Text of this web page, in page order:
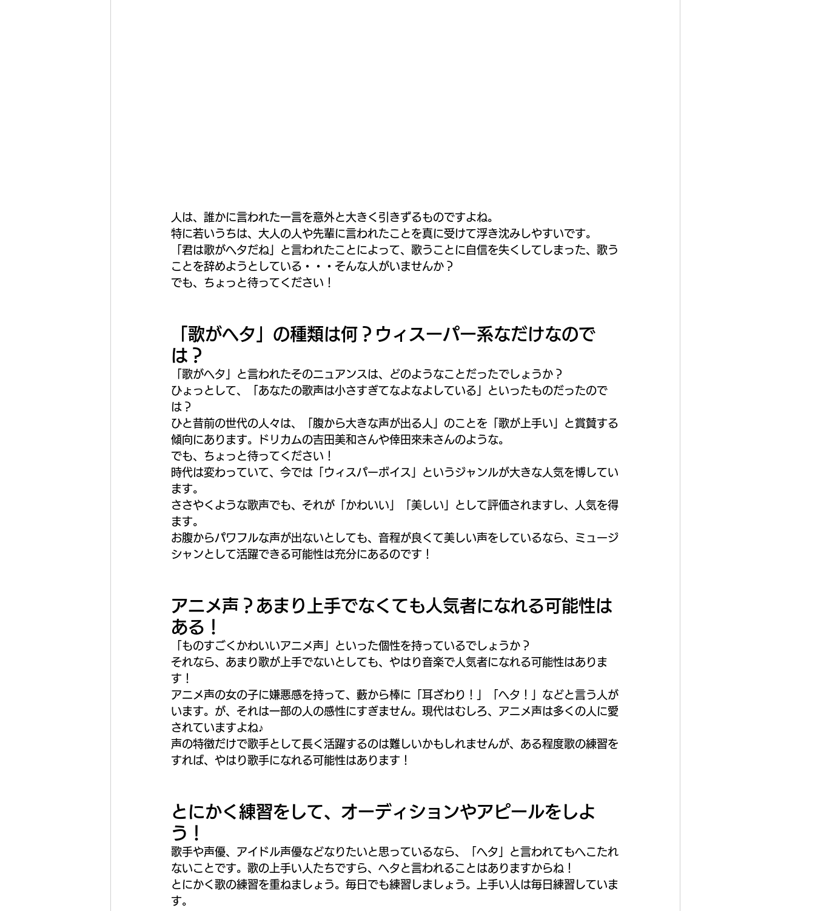
人は、誰かに言われた一言を意外と大きく引きずるものですよね。
特に若いうちは、大人の人や先輩に言われたことを真に受けて浮き沈みしやすいです。
「君は歌がヘタだね」と言われたことによって、歌うことに自信を失くしてしまった、歌う
ことを辞めようとしている・・・そんな人がいませんか？
でも、ちょっと待ってください！
「歌がヘタ」の種類は何？ウィスーパー系なだけなので
は？
「歌がヘタ」と言われたそのニュアンスは、どのようなことだったでしょうか？
ひょっとして、「あなたの歌声は小さすぎてなよなよしている」といったものだったので
は？
ひと昔前の世代の人々は、「腹から大きな声が出る人」のことを「歌が上手い」と賞賛する
傾向にあります。ドリカムの吉田美和さんや倖田來未さんのような。
でも、ちょっと待ってください！
時代は変わっていて、今では「ウィスパーボイス」というジャンルが大きな人気を博してい
ます。
ささやくような歌声でも、それが「かわいい」「美しい」として評価されますし、人気を得
ます。
お腹からパワフルな声が出ないとしても、音程が良くて美しい声をしているなら、ミュージ
シャンとして活躍できる可能性は充分にあるのです！
アニメ声？あまり上手でなくても人気者になれる可能性は
ある！
「ものすごくかわいいアニメ声」といった個性を持っているでしょうか？
それなら、あまり歌が上手でないとしても、やはり音楽で人気者になれる可能性はありま
す！
アニメ声の女の子に嫌悪感を持って、藪から棒に「耳ざわり！」「ヘタ！」などと言う人が
います。が、それは一部の人の感性にすぎません。現代はむしろ、アニメ声は多くの人に愛
されていますよね♪
声の特徴だけで歌手として長く活躍するのは難しいかもしれませんが、ある程度歌の練習を
すれば、やはり歌手になれる可能性はあります！
とにかく練習をして、オーディションやアピールをしよ
う！
歌手や声優、アイドル声優などなりたいと思っているなら、「ヘタ」と言われてもへこたれ
ないことです。歌の上手い人たちですら、ヘタと言われることはありますからね！
とにかく歌の練習を重ねましょう。毎日でも練習しましょう。上手い人は毎日練習していま
す。